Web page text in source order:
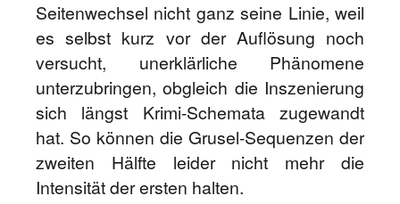
Seitenwechsel nicht ganz seine Linie, weil
es selbst kurz vor der Auflösung noch
versucht, unerklärliche Phänomene
unterzubringen, obgleich die Inszenierung
sich längst Krimi-Schemata zugewandt
hat. So können die Grusel-Sequenzen der
zweiten Hälfte leider nicht mehr die
Intensität der ersten halten.